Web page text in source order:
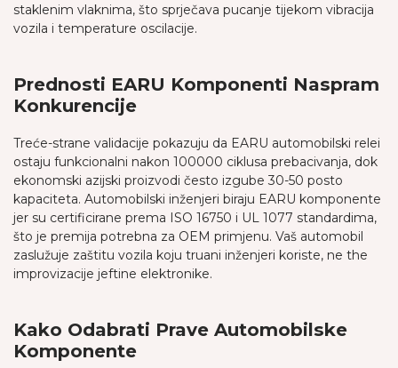
staklenim vlaknima, što sprječava pucanje tijekom vibracija
vozila i temperature oscilacije.
Prednosti EARU Komponenti Naspram
Konkurencije
Treće-strane validacije pokazuju da EARU automobilski relei
ostaju funkcionalni nakon 100000 ciklusa prebacivanja, dok
ekonomski azijski proizvodi često izgube 30-50 posto
kapaciteta. Automobilski inženjeri biraju EARU komponente
jer su certificirane prema ISO 16750 i UL 1077 standardima,
što je premija potrebna za OEM primjenu. Vaš automobil
zaslužuje zaštitu vozila koju truani inženjeri koriste, ne the
improvizacije jeftine elektronike.
Kako Odabrati Prave Automobilske
Komponente